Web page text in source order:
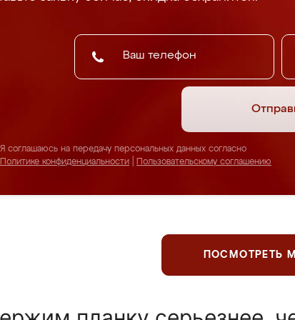
Я соглашаюсь на передачу персональных данных согласно
Политике конфиденциальности
Пользовательскому соглашению
ПОСМОТРЕТЬ